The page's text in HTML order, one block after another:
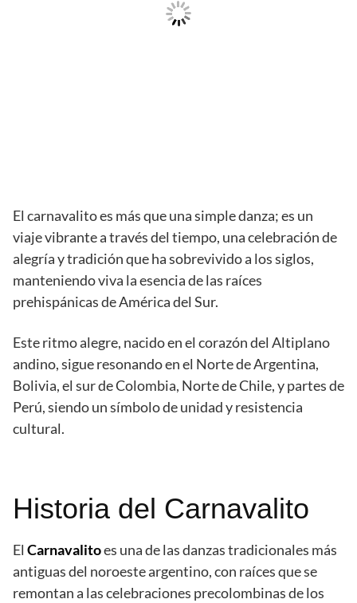
El carnavalito es más que una simple danza; es un
viaje vibrante a través del tiempo, una celebración de
alegría y tradición que ha sobrevivido a los siglos,
manteniendo viva la esencia de las raíces
prehispánicas de América del Sur.
Este ritmo alegre, nacido en el corazón del Altiplano
andino, sigue resonando en el Norte de Argentina,
Bolivia, el sur de Colombia, Norte de Chile, y partes de
Perú, siendo un símbolo de unidad y resistencia
cultural.
Historia del Carnavalito
El Carnavalitoes una de las danzas tradicionales más
antiguas del noroeste argentino, con raíces que se
remontan a las celebraciones precolombinas de los